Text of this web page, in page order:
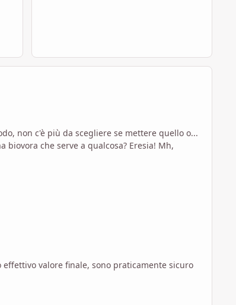
valore finale, sono praticamente sicuro